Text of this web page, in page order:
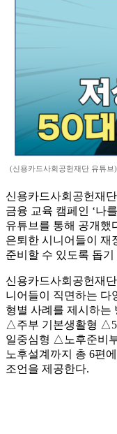
(신용카드사회공헌재단 유튜브)
신용카드사회공헌재
금융 교육 캠페인 ‘나
유튜브를 통해 공개했
은퇴한 시니어들이 재
준비할 수 있도록 돕
신용카드사회공헌재
니어들이 직면하는 다
형별 사례를 제시하는
△주부 기본생활형
일중심형 △노후준비
노후설계까지 총 6편
조언을 제공한다.